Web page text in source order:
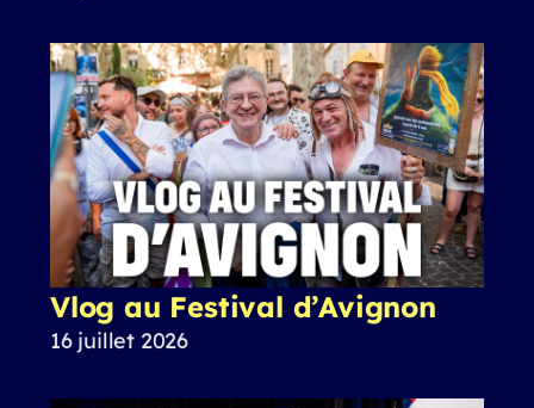
Vlog au Festival d’Avignon
16 juillet 2026